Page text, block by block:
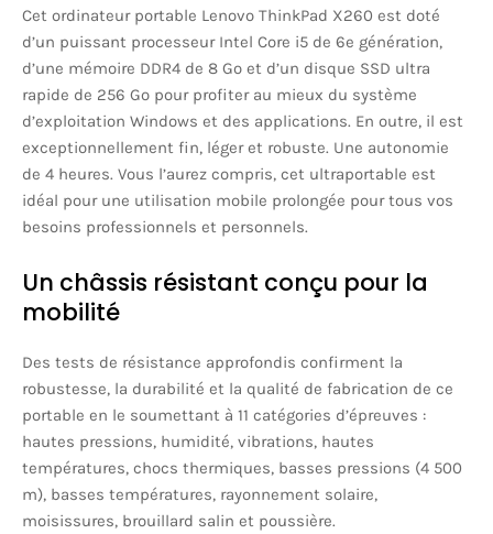
Cet ordinateur portable Lenovo ThinkPad X260 est doté
d’un puissant processeur Intel Core i5 de 6e génération,
d’une mémoire DDR4 de 8 Go et d’un disque SSD ultra
rapide de 256 Go pour profiter au mieux du système
d’exploitation Windows et des applications. En outre, il est
exceptionnellement fin, léger et robuste. Une autonomie
de 4 heures. Vous l’aurez compris, cet ultraportable est
idéal pour une utilisation mobile prolongée pour tous vos
besoins professionnels et personnels.
Un châssis résistant conçu pour la
mobilité
Des tests de résistance approfondis confirment la
robustesse, la durabilité et la qualité de fabrication de ce
portable en le soumettant à 11 catégories d’épreuves :
hautes pressions, humidité, vibrations, hautes
températures, chocs thermiques, basses pressions (4 500
m), basses températures, rayonnement solaire,
moisissures, brouillard salin et poussière.